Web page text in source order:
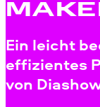
Ein leicht
effizientes
von